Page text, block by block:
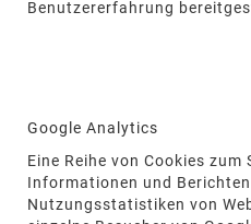
Benutzererfahrung
Google Analytics
Eine Reihe von Cookies zum
Informationen und
Nutzungsstatistiken von